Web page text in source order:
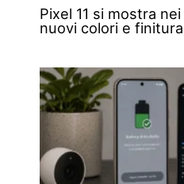
Pixel 11 si mostra
nuovi colori e